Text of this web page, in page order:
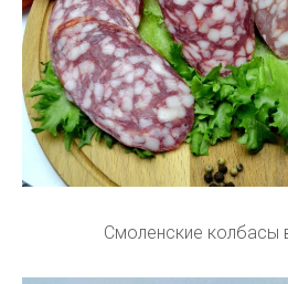
Смоленские колбасы